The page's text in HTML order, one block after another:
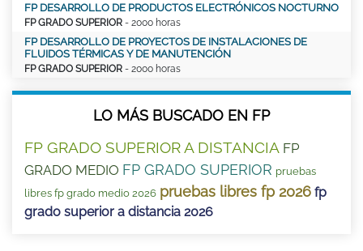
FP DESARROLLO DE PRODUCTOS ELECTRÓNICOS NOCTURNO
FP GRADO SUPERIOR - 2000 horas
FP DESARROLLO DE PROYECTOS DE INSTALACIONES DE
FLUIDOS TÉRMICAS Y DE MANUTENCIÓN
FP GRADO SUPERIOR - 2000 horas
LO MÁS BUSCADO EN FP
FP GRADO SUPERIOR A DISTANCIA FP
GRADO MEDIO FP GRADO SUPERIOR pruebas
libres fp grado medio 2026 pruebas libres fp 2026 fp
grado superior a distancia 2026